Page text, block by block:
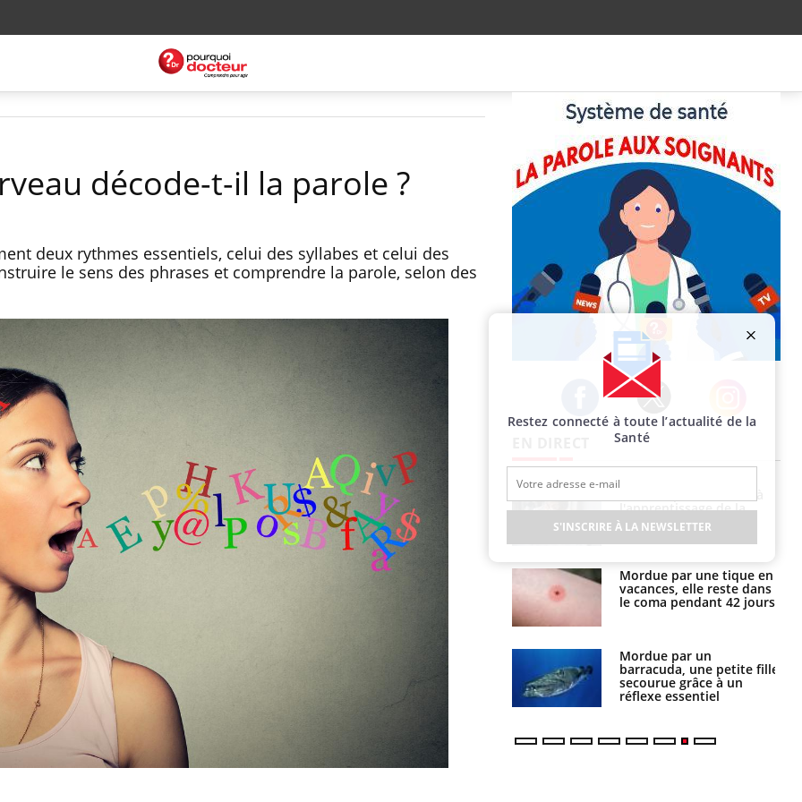
décode-t-il la parole ?
deux rythmes essentiels, celui des syllabes et celui des
le sens des phrases et comprendre la parole, selon des
Facebook Twitter Instagram
VIH : la fin du comprimé
tous les jours se profile-t-
elle enfin ?
Fortes chaleurs :
pourquoi le risque de
noyade grimpe-t-il ?
Le Viagra pourrait-il
freiner la propagation du
cancer ?
Pourquoi manger moins
l'apprentissage de la
lecture ?
Mordue par une tique en
vacances, elle reste dans
le coma pendant 42 jours
Mordue par un
barracuda, une petite fille
secourue grâce à un
réflexe essentiel
Restez connecté à toute l’actualité de la
Santé
S'INSCRIRE À LA NEWSLETTER